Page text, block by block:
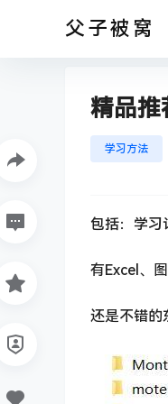
父子被窝
精品推
学习方法
包括：学
有Excel、
还是不错的